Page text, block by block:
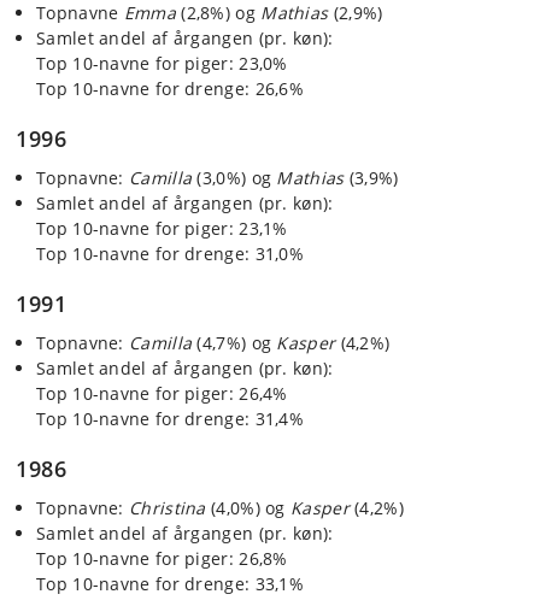
Topnavne Emma(2,8%) og Mathias(2,9%)
Samlet andel af årgangen (pr. køn):
Top 10-navne for piger: 23,0%
Top 10-navne for drenge: 26,6%
1996
Topnavne: Camilla (3,0%) og Mathias(3,9%)
Samlet andel af årgangen (pr. køn):
Top 10-navne for piger: 23,1%
Top 10-navne for drenge: 31,0%
1991
Topnavne: Camilla (4,7%) og Kasper(4,2%)
Samlet andel af årgangen (pr. køn):
Top 10-navne for piger: 26,4%
Top 10-navne for drenge: 31,4%
1986
Topnavne: Christina (4,0%) og Kasper(4,2%)
Samlet andel af årgangen (pr. køn):
Top 10-navne for piger: 26,8%
Top 10-navne for drenge: 33,1%